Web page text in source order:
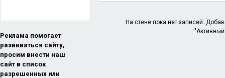
Реклама помогает
развиваться сайту,
просим внести наш
сайт в список
разрешенных или
На стене пока нет
"Активный